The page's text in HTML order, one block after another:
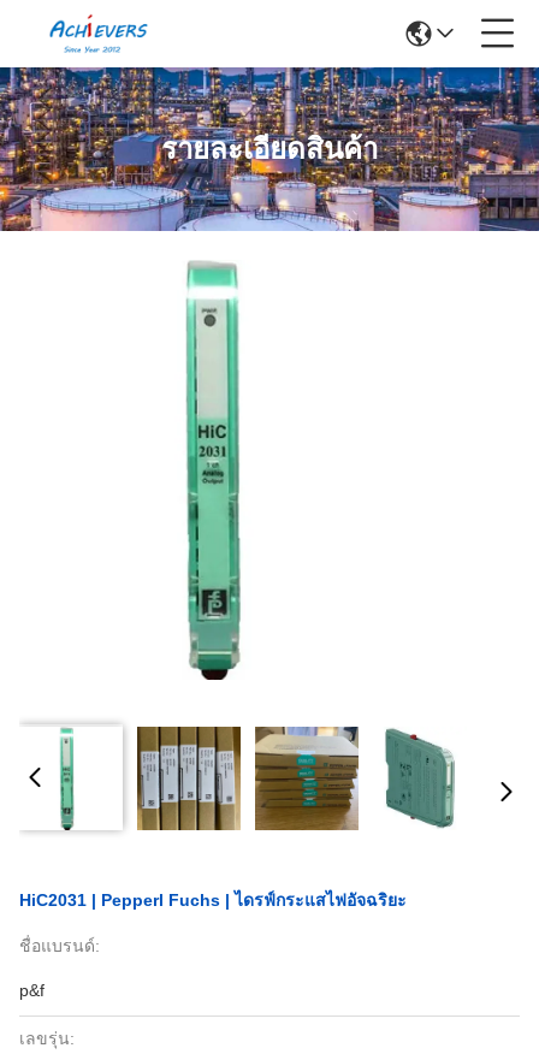
รายละเอียดสินค้า
HiC2031 | Pepperl Fuchs | ไดรฟ์กระแสไฟอัจฉริยะ
ชื่อแบรนด์:
p&f
เลขรุ่น: